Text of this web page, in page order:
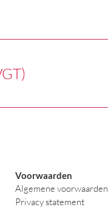
Voorwaarden
Algemene voorwaarden
Privacy statement